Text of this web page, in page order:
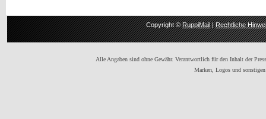
Copyright ©RuppiMail|Rechtliche
Alle Angaben sind ohne Gewähr. Verantwortlich für den Inhalt der
Marken, Logos und